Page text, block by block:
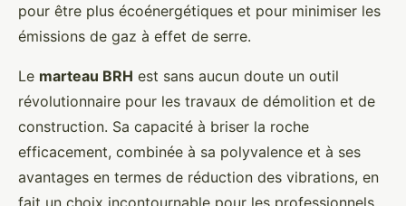
pour être plus écoénergétiques et pour minimiser les
émissions de gaz à effet de serre.
Le marteau BRH est sans aucun doute un outil
révolutionnaire pour les travaux de démolition et de
construction. Sa capacité à briser la roche
efficacement, combinée à sa polyvalence et à ses
avantages en termes de réduction des vibrations, en
fait un choix incontournable pour les professionnels